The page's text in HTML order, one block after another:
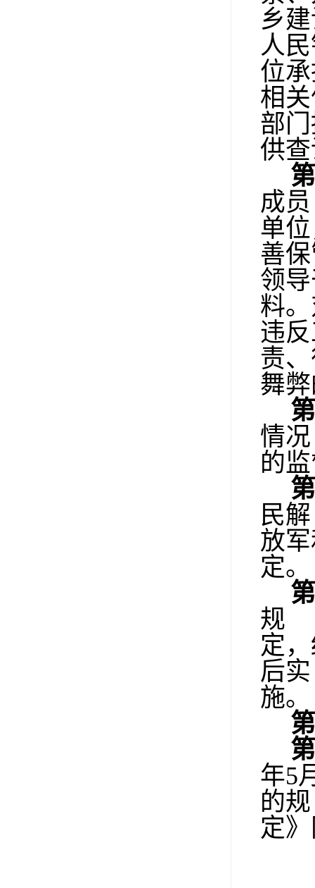
乡
人
位
相
部
供
成员
单
善
领
料
违
责
舞
情况
的
民解
放
定。
规
定
后实
施。
年5
的规
定